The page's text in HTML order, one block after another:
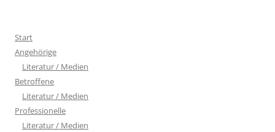
Start
Angehörige
Literatur / Medien
Betroffene
Literatur / Medien
Professionelle
Literatur / Medien